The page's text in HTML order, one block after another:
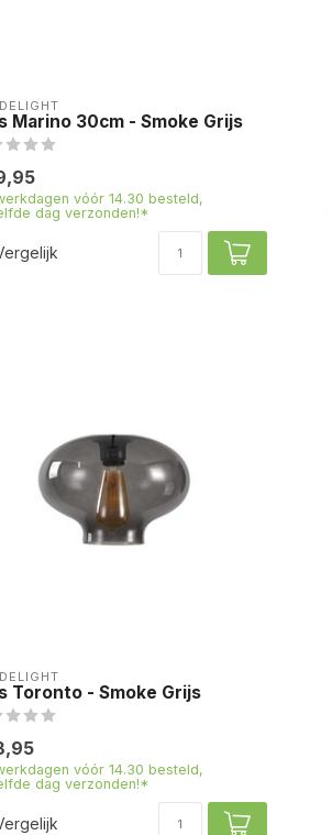
Marino 30cm - Smoke Grijs
vóór 14.30 besteld,
dag verzonden!*
Toronto - Smoke Grijs
vóór 14.30 besteld,
dag verzonden!*